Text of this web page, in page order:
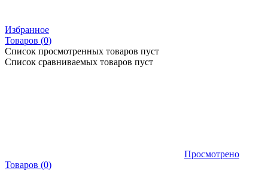
Избранное
Товаров (0)
Список просмотренных товаров пуст
Список сравниваемых товаров пуст
Просмотрено
Товаров (0)